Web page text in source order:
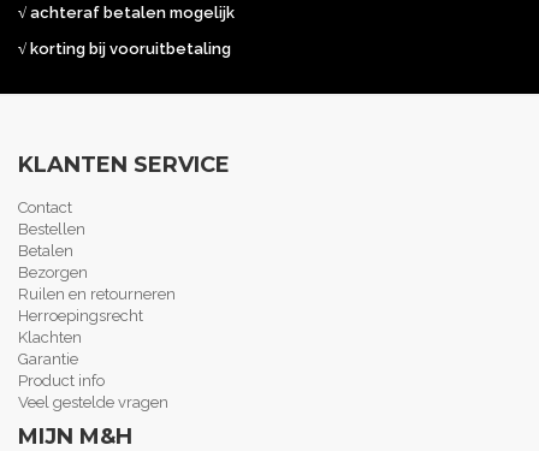
√ achteraf betalen mogelijk
√ korting bij vooruitbetaling
KLANTEN SERVICE
Contact
Bestellen
Betalen
Bezorgen
Ruilen en retourneren
Herroepingsrecht
Klachten
Garantie
Product info
Veel gestelde vragen
MIJN M&H